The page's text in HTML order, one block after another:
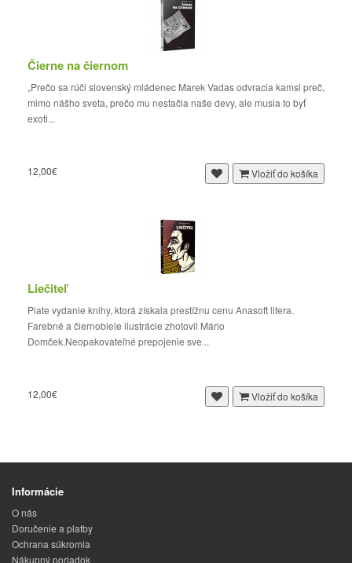
Čierne na čiernom
„Prečo sa rúči slovenský mládenec Marek Vadas odvracia kamsi preč,
mimo nášho sveta, prečo mu nestačia naše devy, ale musia to byť
exoti...
12,00€ Vložiť do košíka
Liečiteľ
Piate vydanie knihy, ktorá získala prestížnu cenu Anasoft litera.
Farebné a čiernobiele ilustrácie zhotovil Mário
Domček.Neopakovateľné prepojenie sve...
12,00€ Vložiť do košíka
Informácie
O nás
Doručenie a platby
Ochrana súkromia
Nákupný poriadok